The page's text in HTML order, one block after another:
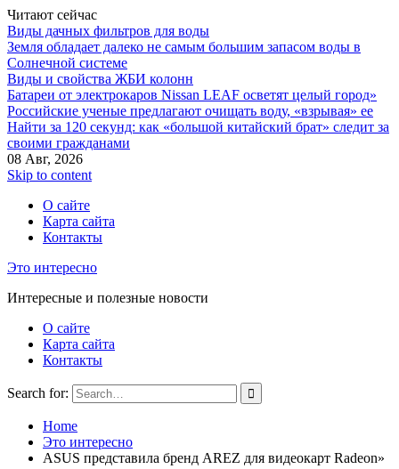
Читают сейчас
Виды дачных фильтров для воды
Земля обладает далеко не самым большим запасом воды в
Солнечной системе
Виды и свойства ЖБИ колонн
Батареи от электрокаров Nissan LEAF осветят целый город»
Российские ученые предлагают очищать воду, «взрывая» ее
Найти за 120 секунд: как «большой китайский брат» следит за
своими гражданами
08 Авг, 2026
Skip to content
О сайте
Карта сайта
Контакты
Это интересно
Интересные и полезные новости
О сайте
Карта сайта
Контакты
Search for:
Home
Это интересно
ASUS представила бренд AREZ для видеокарт Radeon»